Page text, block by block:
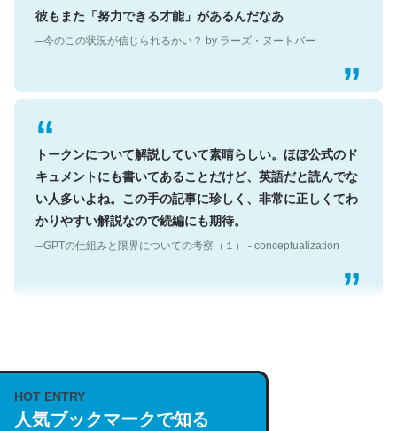
彼もまた「努力できる才能」があるんだなあ
─今のこの状況が信じられるかい？ by ラーズ・ヌートバー
トークンについて解説していて素晴らしい。ほぼ公式のド
キュメントにも書いてあることだけど、英語だと読んでな
い人多いよね。この手の記事に珍しく、非常に正しくてわ
かりやすい解説なので続編にも期待。
─GPTの仕組みと限界についての考察（１） - conceptualization
説してる記事が少ないので貴重な良記事。/続編来た
https://isobe324649.hatenablog.com/entry/2023/03/27
/064121
HOT ENTRY
人気ブックマークで知る